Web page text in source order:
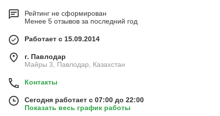
Рейтинг не сформирован
Менее 5 отзывов за последний год
Работает с 15.09.2014
г. Павлодар
Майры 3, Павлодар, Казахстан
Контакты
Сегодня работает с 07:00 до 22:00
Показать весь график работы